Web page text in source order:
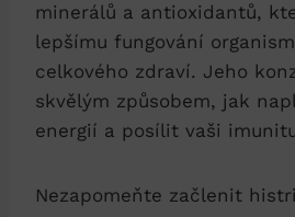
minerálů a antioxidantů,
lepšímu fungování
celkového zdraví. Jeho
skvělým způsobem, jak
energií a posílit vaši
Nezapomeňte začlenit